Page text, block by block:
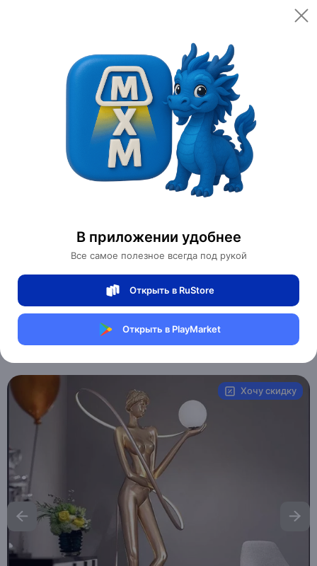
В приложении удобнее
Все самое полезное всегда под рукой
Открыть в RuStore
Открыть в PlayMarket
Открыть
Категории
Мебель для дома и офиса
Освещение для дома
Дизайнерские торшеры
Торшер Девушка золотой с шаром, 180
0 отзывов
Магазин Weller Store
Хочу скидку